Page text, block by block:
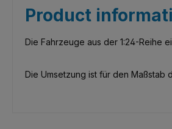
Product
Die Fahrzeuge aus der 1:24-Reihe
Die Umsetzung ist für den